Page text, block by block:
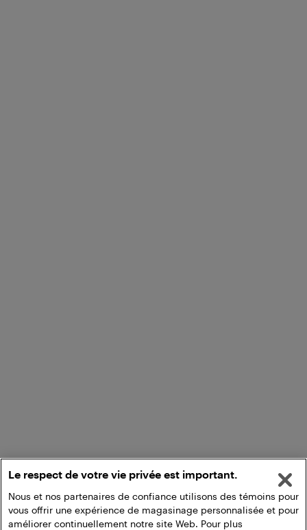
Le respect de votre vie privée est important.
Nous et nos partenaires de confiance utilisons des témoins pour
vous offrir une expérience de magasinage personnalisée et pour
améliorer continuellement notre site Web. Pour plus